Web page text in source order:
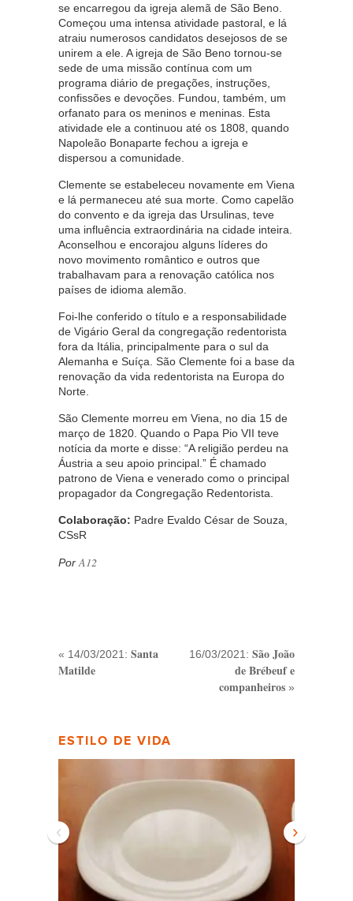
se encarregou da igreja alemã de São Beno.
Começou uma intensa atividade pastoral, e lá
atraiu numerosos candidatos desejosos de se
unirem a ele. A igreja de São Beno tornou-se
sede de uma missão contínua com um
programa diário de pregações, instruções,
confissões e devoções. Fundou, também, um
orfanato para os meninos e meninas. Esta
atividade ele a continuou até os 1808, quando
Napoleão Bonaparte fechou a igreja e
dispersou a comunidade.
Clemente se estabeleceu novamente em Viena
e lá permaneceu até sua morte. Como capelão
do convento e da igreja das Ursulinas, teve
uma influência extraordinária na cidade inteira.
Aconselhou e encorajou alguns líderes do
novo movimento romântico e outros que
trabalhavam para a renovação católica nos
países de idioma alemão.
Foi-lhe conferido o título e a responsabilidade
de Vigário Geral da congregação redentorista
fora da Itália, principalmente para o sul da
Alemanha e Suíça. São Clemente foi a base da
renovação da vida redentorista na Europa do
Norte.
São Clemente morreu em Viena, no dia 15 de
março de 1820. Quando o Papa Pio VII teve
notícia da morte e disse: “A religião perdeu na
Áustria a seu apoio principal.” É chamado
patrono de Viena e venerado como o principal
propagador da Congregação Redentorista.
Colaboração: Padre Evaldo César de Souza,
CSsR
Por A12
« 14/03/2021: Santa
Matilde
16/03/2021: São João
de Brébeuf e
companheiros »
ESTILO DE VIDA
‹ ›